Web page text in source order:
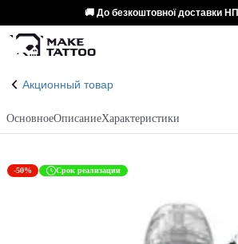
🚚 До безкоштовної доставки НП
Акционный товар
ОсновноеОписаниеХарактеристики
-50% Срок реализации